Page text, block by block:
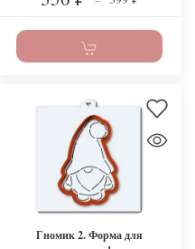
Гномик 2. Форма для